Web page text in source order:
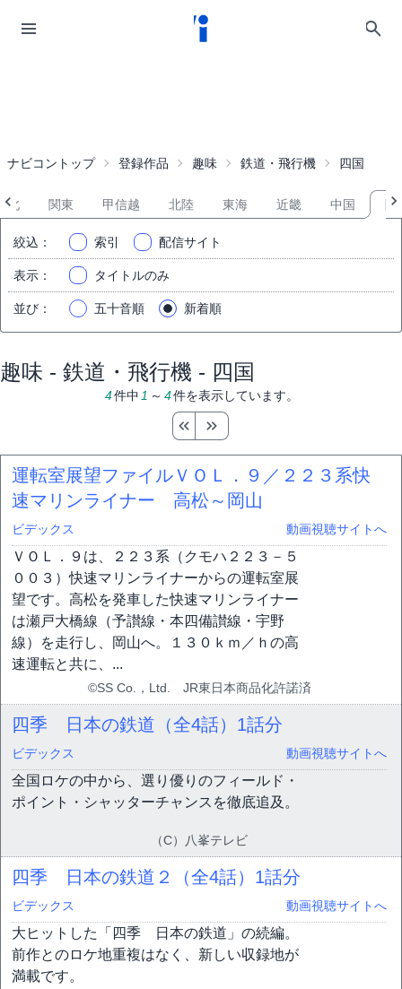
ナビコントップ 登録作品 趣味 鉄道・飛行機 四国
北 関東 甲信越 北陸 東海 近畿 中国
絞込 ： 索引 配信サイト
表示 ： タイトルのみ
並び ： 五十音順 新着順
趣味 - 鉄道・飛行機 - 四国
4件中 1 ～ 4件を表示しています。
運転室展望ファイルＶＯＬ．９／２２３系快
速マリンライナー 高松～岡山
ビデックス 動画視聴サイトへ
ＶＯＬ．９は、２２３系（クモハ２２３－５
００３）快速マリンライナーからの運転室展
望です。高松を発車した快速マリンライナー
は瀬戸大橋線（予讃線・本四備讃線・宇野
線）を走行し、岡山へ。１３０ｋｍ／ｈの高
速運転と共に、...
©SS Co.，Ltd. JR東日本商品化許諾済
四季 日本の鉄道（全4話） 1話分
ビデックス 動画視聴サイトへ
全国ロケの中から、選り優りのフィールド・
ポイント・シャッターチャンスを徹底追及。
（C）八峯テレビ
四季 日本の鉄道２（全4話） 1話分
ビデックス 動画視聴サイトへ
大ヒットした「四季 日本の鉄道」の続編。
前作とのロケ地重複はなく、新しい収録地が
満載です。